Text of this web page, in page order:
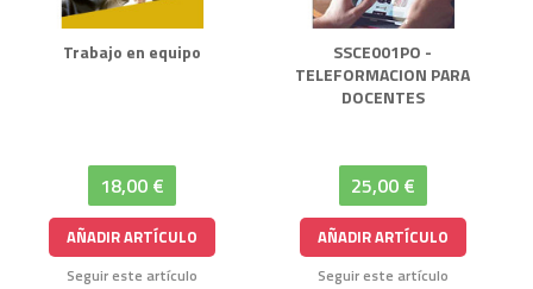
Trabajo en equipo
18,00 €
AÑADIR ARTÍCULO
Seguir este artículo
SSCE001PO -
TELEFORMACION PARA
DOCENTES
25,00 €
AÑADIR ARTÍCULO
Seguir este artículo